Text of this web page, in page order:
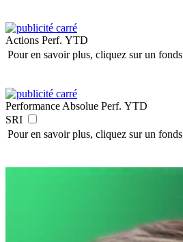
Actions Perf. YTD
Pour en savoir plus, cliquez sur un fonds
Performance Absolue Perf. YTD
SRI
Pour en savoir plus, cliquez sur un fonds